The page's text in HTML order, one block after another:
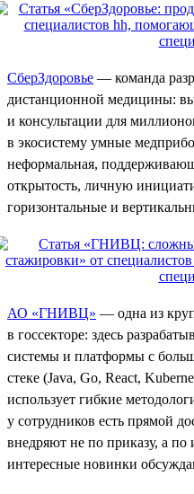
СберЗдоровье — команда
дистанционной медицины:
и консультации для
в экосистему умные
неформальная,
открытость, личную
горизонтальные и
АО «ГНИВЦ» — одна из
в госсекторе: здесь
системы и платформы с
стеке (Java, Go, React,
использует гибкие
у сотрудников есть прямой
внедряют не по приказу, а по
интересные новинки